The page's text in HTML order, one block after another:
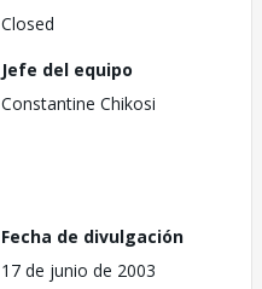
Closed
Jefe del equipo
Constantine Chikosi
Fecha de divulgación
17 de junio de 2003